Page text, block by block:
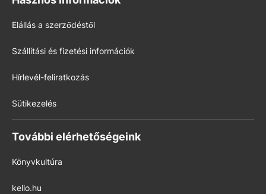
Elállás a szerződéstől
Szállítási és fizetési információk
Hírlevél-feliratkozás
Sütikezelés
További elérhetőségeink
Könyvkultúra
kello.hu